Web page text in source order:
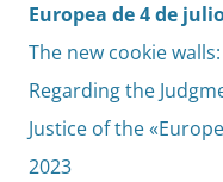
Europea de 4 de
The new cookie
Regarding the
Justice of the
2023